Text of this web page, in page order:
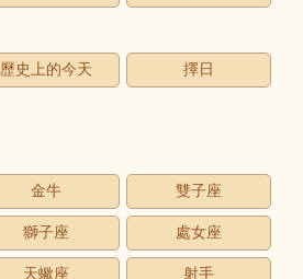
歷史上的今天 擇日
金牛 雙子座
獅子座 處女座
天蠍座 射手